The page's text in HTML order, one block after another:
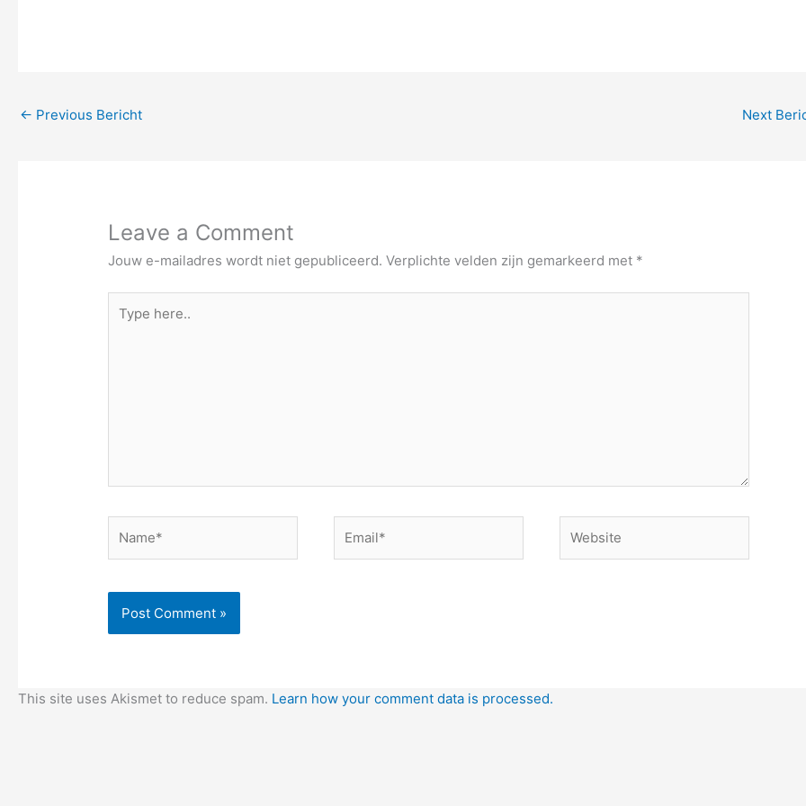
← Previous Bericht Next
Leave a Comment
Jouw e-mailadres wordt niet gepubliceerd. Verplichte velden zijn gemarkeerd met *
here..
This site uses Akismet to reduce spam. Learn how your comment data is processed.